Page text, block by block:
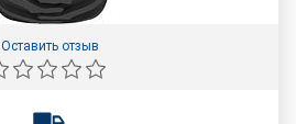
Оставить отзыв